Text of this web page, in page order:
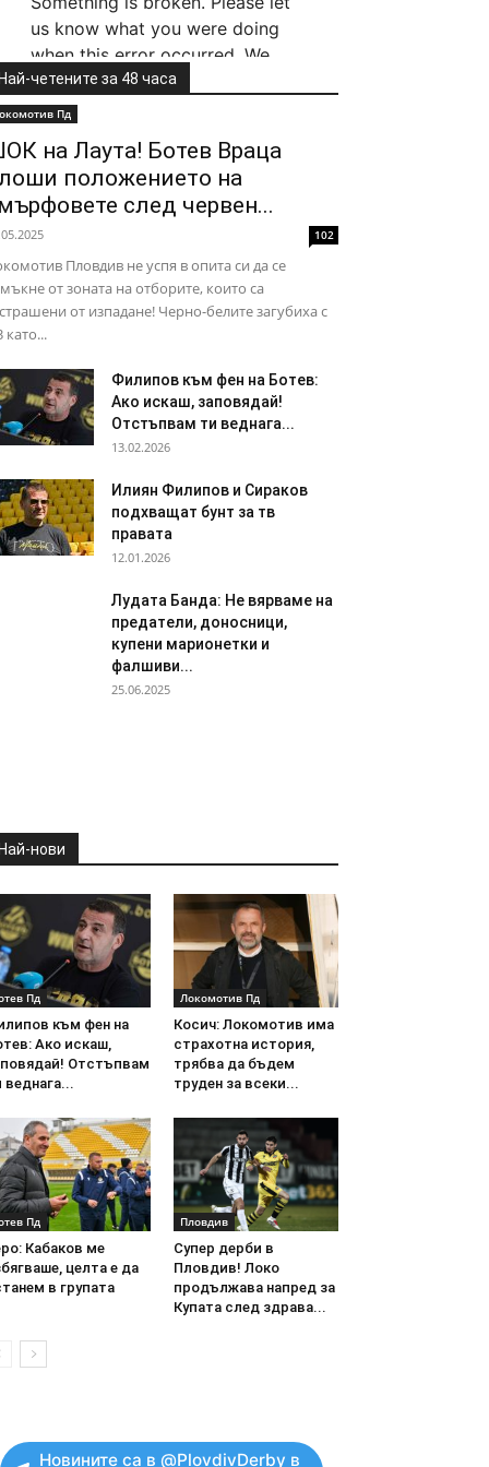
четените за 48 часа
Пд
на Лаута! Ботев Враца
положението на
след червен...
102
Пловдив не успя в опита си да се
от зоната на отборите, които са
от изпадане! Черно-белите загубиха с
като...
Филипов към фен на Ботев:
Ако искаш, заповядай!
Отстъпвам ти веднага...
13.02.2026
Илиян Филипов и Сираков
подхващат бунт за тв
правата
12.01.2026
Лудата Банда: Не вярваме на
предатели, доносници,
купени марионетки и
фалшиви...
25.06.2025
нови
Пд
към фен на
Ако искаш,
Отстъпвам
веднага...
Локомотив Пд
Косич: Локомотив има
страхотна история,
трябва да бъдем
труден за всеки...
Пд
Кабаков ме
целта е да
в групата
Пловдив
Супер дерби в
Пловдив! Локо
продължава напред за
Купата след здрава...
Новините са в @PlovdivDerby в